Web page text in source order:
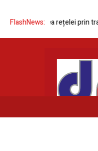
FlashNews:
modernizarea rețelei prin